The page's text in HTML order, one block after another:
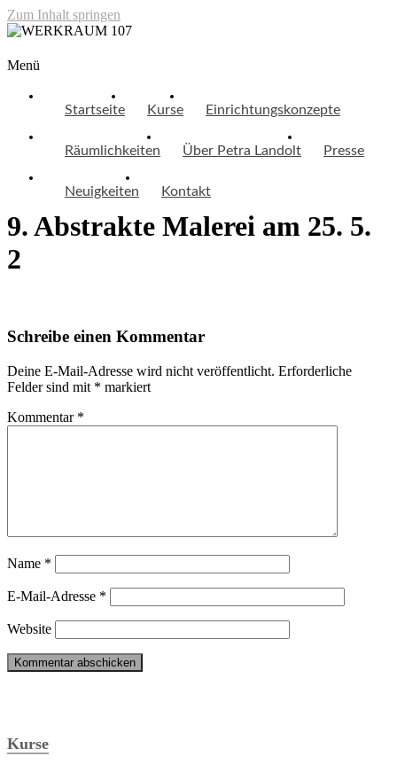
Zum Inhalt springen
WERKRAUM 107
Menü
Startseite Kurse Einrichtungskonzepte
Räumlichkeiten Über Petra Landolt Presse
Neuigkeiten Kontakt
9. Abstrakte Malerei am 25. 5.
2
Schreibe einen Kommentar
Deine E-Mail-Adresse wird nicht veröffentlicht. Erforderliche
Felder sind mit * markiert
Kommentar *
Name *
E-Mail-Adresse *
Website
Kurse